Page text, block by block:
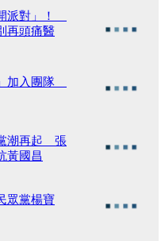
派對」！
再頭痛醫
加入團隊
潮再起 張
黃國昌
眾黨楊寶